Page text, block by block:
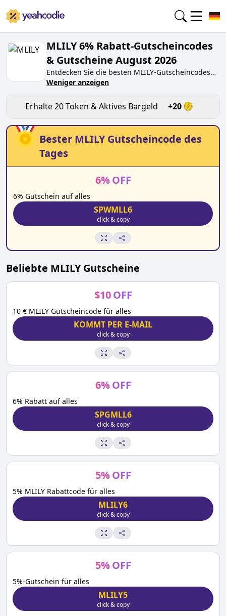
MLILY 6% Rabatt-Gutscheincodes
& Gutscheine August 2026
Entdecken Sie die besten MLILY-Gutscheincodes
von heute fürAugust 2026
Token beimlily.de, indem Sie den Code testen.
Erhalten Sie Belohnungen, wenn Sie
MLILY-
Gutscheincodes einreichen und anderen Käufern
Weniger anzeigen
Erhalte20Token & Aktives Bargeld +20
Bester MLILYGutscheincode des
Tages
6% OFF
6% Gutschein auf alles
SPWMLL6
click & copy
Beliebte MLILYGutscheine
$10 OFF
10 € MLILY Gutscheincode für alles
KOMMT PER E-MAIL
click & copy
6% OFF
6% Rabatt auf alles
SPGMLL6
click & copy
5% OFF
5% MLILY Rabattcode für alles
MLILY6
click & copy
5% OFF
5%-Gutschein für alles
MLILY5
click & copy